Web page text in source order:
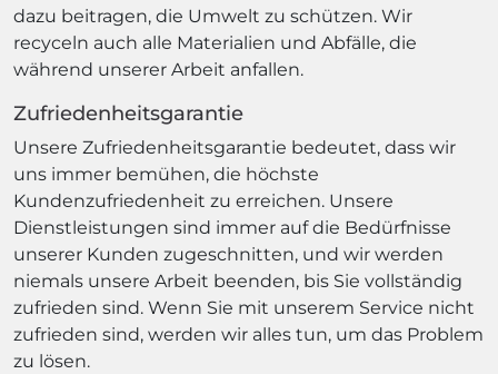
dazu beitragen, die Umwelt zu schützen. Wir
recyceln auch alle Materialien und Abfälle, die
während unserer Arbeit anfallen.
Zufriedenheitsgarantie
Unsere Zufriedenheitsgarantie bedeutet, dass wir
uns immer bemühen, die höchste
Kundenzufriedenheit zu erreichen. Unsere
Dienstleistungen sind immer auf die Bedürfnisse
unserer Kunden zugeschnitten, und wir werden
niemals unsere Arbeit beenden, bis Sie vollständig
zufrieden sind. Wenn Sie mit unserem Service nicht
zufrieden sind, werden wir alles tun, um das Problem
zu lösen.